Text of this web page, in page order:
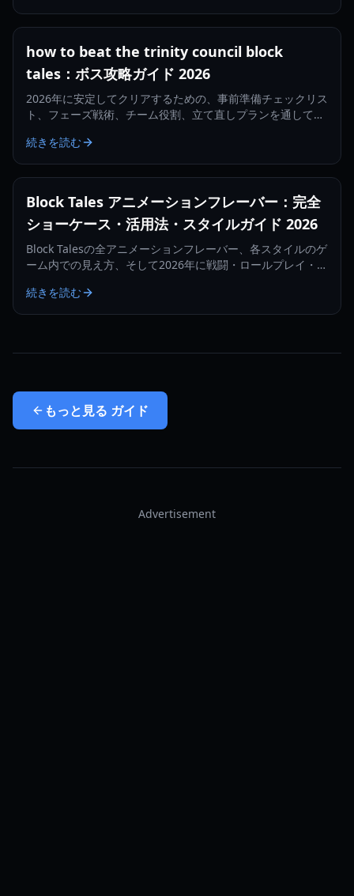
how to beat the trinity council block
tales：ボス攻略ガイド 2026
2026年に安定してクリアするための、事前準備チェックリス
ト、フェーズ戦術、チーム役割、立て直しプランを通して、
続きを読む
Block Tales アニメーションフレーバー：完全
ショーケース・活用法・スタイルガイド 2026
Block Talesの全アニメーションフレーバー、各スタイルのゲ
ーム内での見え方、そして2026年に戦闘・ロールプレイ・ソ
う。
続きを読む
もっと見る ガイド
Advertisement